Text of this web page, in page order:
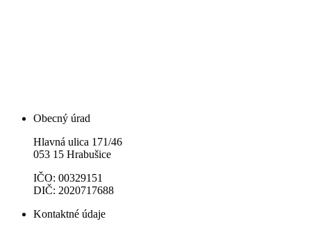
Obecný úrad
Hlavná ulica 171/46
053 15 Hrabušice
IČO: 00329151
DIČ: 2020717688
Kontaktné údaje